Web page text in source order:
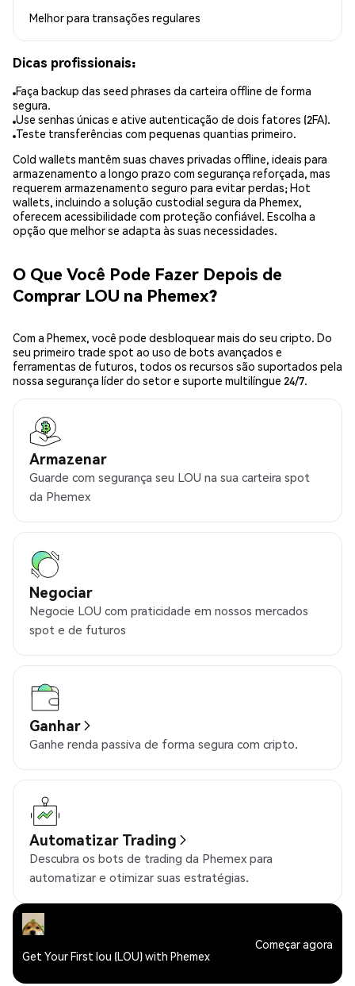
Melhor para transações regulares
Dicas profissionais:
Faça backup das seed phrases da carteira offline de forma
segura.
Use senhas únicas e ative autenticação de dois fatores (2FA).
Teste transferências com pequenas quantias primeiro.
Cold wallets mantêm suas chaves privadas offline, ideais para
armazenamento a longo prazo com segurança reforçada, mas
requerem armazenamento seguro para evitar perdas; Hot
wallets, incluindo a solução custodial segura da Phemex,
oferecem acessibilidade com proteção confiável. Escolha a
opção que melhor se adapta às suas necessidades.
O Que Você Pode Fazer Depois de
Comprar LOU na Phemex?
Com a Phemex, você pode desbloquear mais do seu cripto. Do
seu primeiro trade spot ao uso de bots avançados e
ferramentas de futuros, todos os recursos são suportados pela
nossa segurança líder do setor e suporte multilíngue 24/7.
Armazenar
Guarde com segurança seu LOU na sua carteira spot
da Phemex
Negociar
Negocie LOU com praticidade em nossos mercados
spot e de futuros
Ganhar
Ganhe renda passiva de forma segura com cripto.
Automatizar Trading
Descubra os bots de trading da Phemex para
automatizar e otimizar suas estratégias.
Get Your First lou (LOU) with Phemex
Começar agora